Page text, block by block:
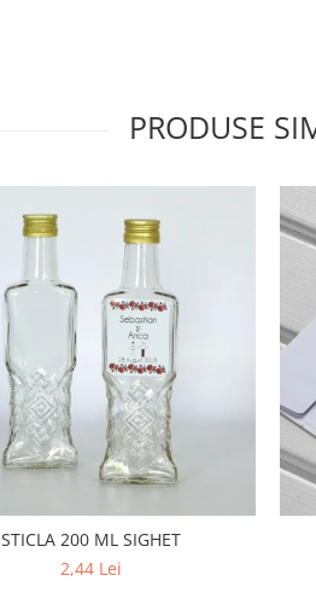
PRODUSE
STICLA 200 ML SIGHET
2,44 Lei